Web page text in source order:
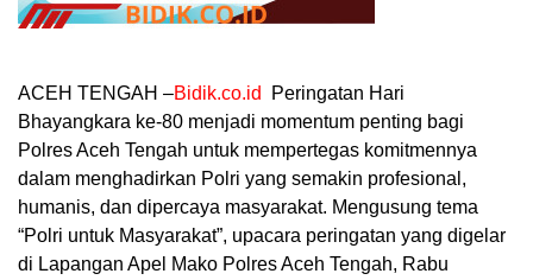
ACEH TENGAH –Bidik.co.id
Peringatan Hari
Bhayangkara ke-80 menjadi momentum penting bagi
Polres Aceh Tengah untuk mempertegas komitmennya
dalam menghadirkan Polri yang semakin profesional,
humanis, dan dipercaya masyarakat. Mengusung tema
“Polri untuk Masyarakat”, upacara peringatan yang digelar
di Lapangan Apel Mako Polres Aceh Tengah, Rabu